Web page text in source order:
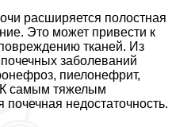
расширяется полостная
Это может привести к
тканей. Из
заболеваний
пиелонефрит,
К самым тяжелым
недостаточность.